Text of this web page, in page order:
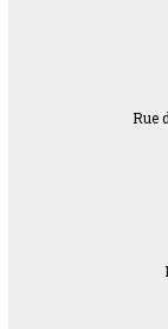
Rue